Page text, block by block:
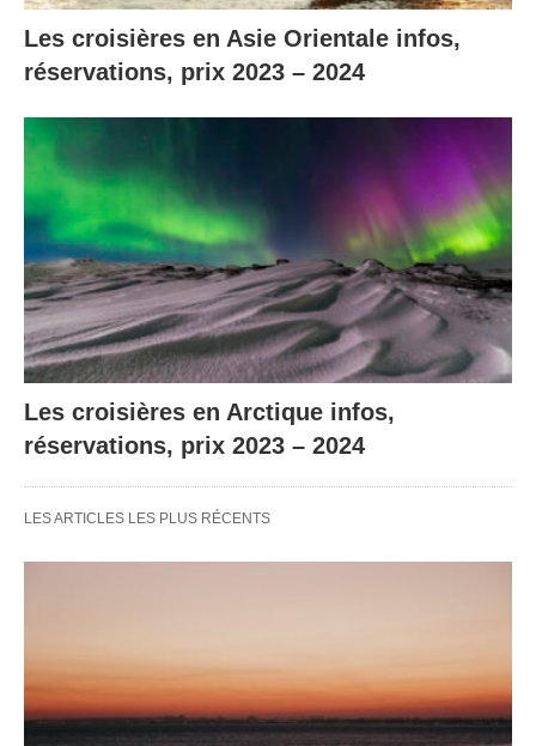
Les croisières en Asie Orientale infos,
réservations, prix 2023 – 2024
Les croisières en Arctique infos,
réservations, prix 2023 – 2024
LES ARTICLES LES PLUS RÉCENTS